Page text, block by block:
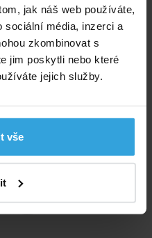
jak náš web používáte,
média, inzerci a
zkombinovat s
jim poskytli nebo které
jejich služby.
vše
(5)
skimvacu a trysky